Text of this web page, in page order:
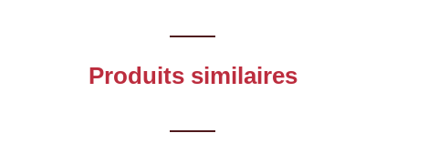
Produits similaires